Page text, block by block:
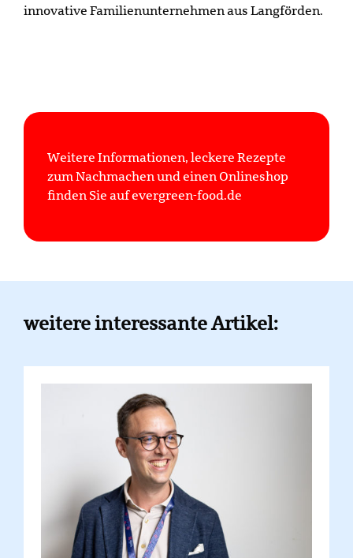
innovative Familienunternehmen aus Langförden.
Weitere Informationen, leckere Rezepte
zum Nachmachen und einen Onlineshop
finden Sie auf evergreen-food.de
weitere interessante Artikel: